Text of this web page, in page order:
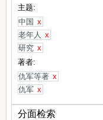
主题:
中国 x
老年人 x
研究 x
著者:
仇军等著 x
仇军 x
分面检索